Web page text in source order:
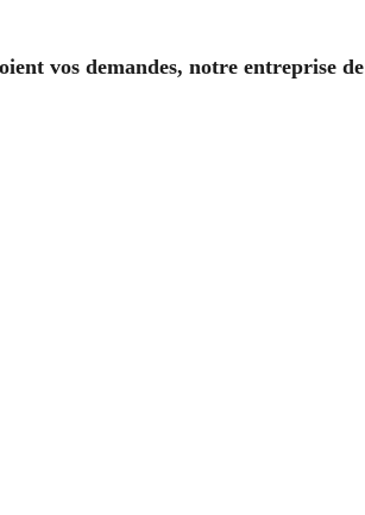
vos demandes, notre entreprise de